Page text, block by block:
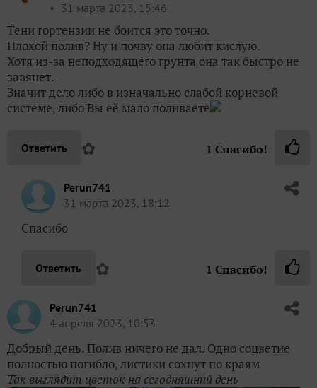
31 марта 2023, 15:46
Тени гортензии не боится это точно.
Плохой полив? Ну и почву она любит кислую.
Хотя из-за неподходящего грунта она так быстро не
завянет.
Значит дело либо в изначально слабой корневой
системе, либо Вы её мало поливаете
Ответить ✿ 1 Спасибо!
Perun741
31 марта 2023, 18:12
Спасибо
Ответить ✿ 1 Спасибо!
Perun741
4 апреля 2023, 10:53
Добрый день. Полив ничего не дал. Одно соцветие
полностью погибло, листики сохнут по краям
Так выглядит цветок на сегодняшний день